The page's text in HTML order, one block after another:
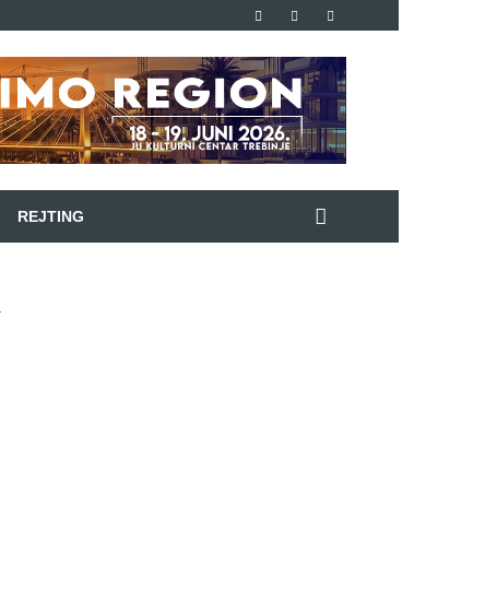
REJTING